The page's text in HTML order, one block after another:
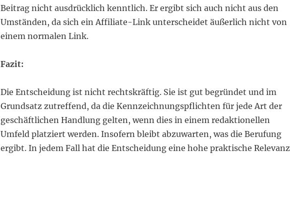
Beitrag nicht ausdrücklich kenntlich. Er ergibt sich auch nicht aus den
Umständen, da sich ein Affiliate-Link unterscheidet äußerlich nicht von
einem normalen Link.
Fazit:
Die Entscheidung ist nicht rechtskräftig. Sie ist gut begründet und im
Grundsatz zutreffend, da die Kennzeichnungspflichten für jede Art der
geschäftlichen Handlung gelten, wenn dies in einem redaktionellen
Umfeld platziert werden. Insofern bleibt abzuwarten, was die Berufung
ergibt. In jedem Fall hat die Entscheidung eine hohe praktische